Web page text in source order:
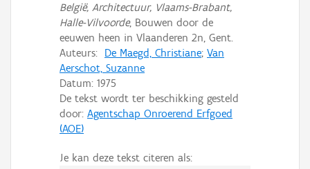
België, Architectuur, Vlaams-Brabant,
Halle-Vilvoorde, Bouwen door de
eeuwen heen in Vlaanderen 2n, Gent.
Auteurs: De Maegd, Christiane; Van
Aerschot, Suzanne
Datum: 1975
De tekst wordt ter beschikking gesteld
door: Agentschap Onroerend Erfgoed
(AOE)
Je kan deze tekst citeren als: